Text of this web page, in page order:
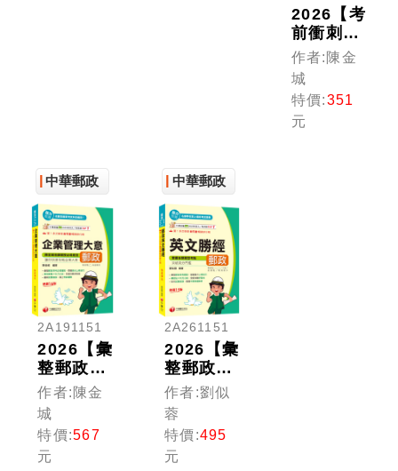
2026【考
前衝刺搶
分刷題必
備】郵政
三法大意
全真模擬
題庫[七
作者:陳金
城
特價:351
元
中華郵政
2A191151
2026【彙
整郵政常
考企管重
點】企業
管理大意
［第十六
版］（中
作者:陳金
城
特價:567
元
中華郵政
2A261151
2026【彙
整郵政常
考題型】
郵政英文
勝經［十
五版］
（中華郵
作者:劉似
蓉
特價:495
元